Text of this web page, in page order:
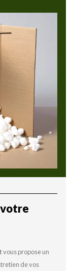
vous propose un
de vos